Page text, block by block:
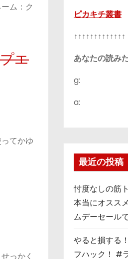
ム：ク
エ
てかゆ
っかく
ピカキチ叢書
↑↑↑↑↑↑↑↑↑↑↑↑↑
あなたの読み
g:
a:
最近の投稿
忖度なしの筋
本当にオスス
ムデーセール
やると損する
フハック！ #